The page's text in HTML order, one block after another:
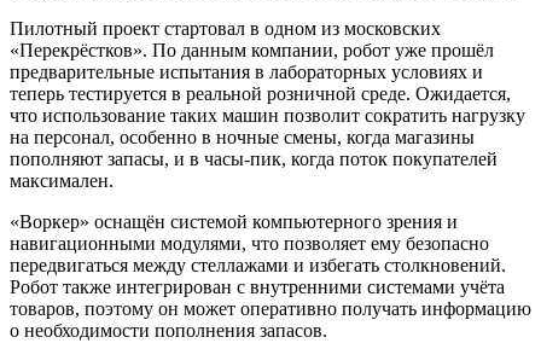
Пилотный проект стартовал в одном из московских
«Перекрёстков». По данным компании, робот уже прошёл
предварительные испытания в лабораторных условиях и
теперь тестируется в реальной розничной среде. Ожидается,
что использование таких машин позволит сократить нагрузку
на персонал, особенно в ночные смены, когда магазины
пополняют запасы, и в часы-пик, когда поток покупателей
максимален.
«Воркер» оснащён системой компьютерного зрения и
навигационными модулями, что позволяет ему безопасно
передвигаться между стеллажами и избегать столкновений.
Робот также интегрирован с внутренними системами учёта
товаров, поэтому он может оперативно получать информацию
о необходимости пополнения запасов.